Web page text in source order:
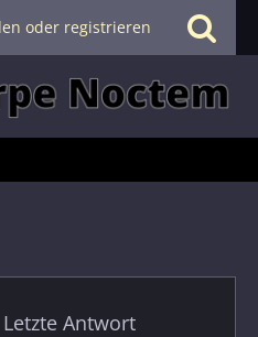
oder registrieren
Letzte Antwort